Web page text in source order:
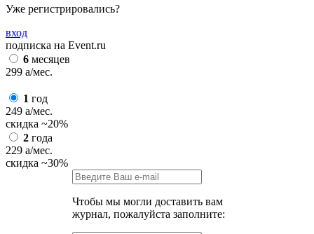
Уже регистрировались?
вход
подписка на Event.ru
6 месяцев
299 a/мес.
1 год
249 a/мес.
скидка ~20%
2 года
229 a/мес.
скидка ~30%
Чтобы мы могли доставить вам
журнал, пожалуйста заполните: